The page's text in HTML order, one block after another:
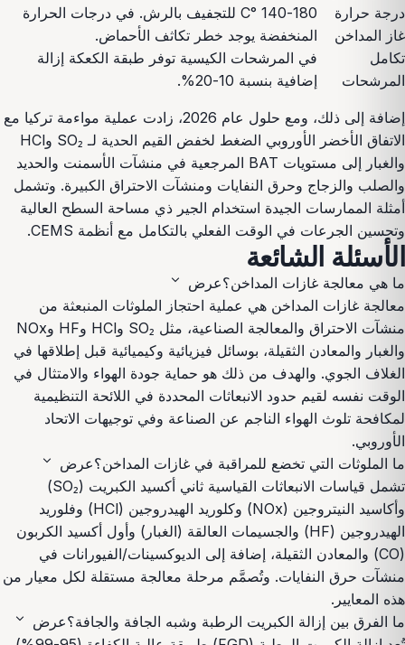
درجة حرارة
غاز المداخن
140-180 °C للتجفيف بالرش. في درجات الحرارة
المنخفضة يوجد خطر تكاثف الأحماض.
تكامل
المرشحات
في المرشحات الكيسية توفر طبقة الكعكة إزالة
إضافية بنسبة 10-20%.
إضافة إلى ذلك، ومع حلول عام 2026، زادت عملية مواءمة تركيا مع
الاتفاق الأخضر الأوروبي الضغط لخفض القيم الحدية لـ SO₂ وHCl
والغبار إلى مستويات BAT المرجعية في منشآت الأسمنت والحديد
والصلب والزجاج وحرق النفايات ومنشآت الاحتراق الكبيرة. وتشمل
أمثلة الممارسات الجيدة استخدام الجير ذي مساحة السطح العالية
وتحسين الجرعات في الوقت الفعلي بالتكامل مع أنظمة CEMS.
الأسئلة الشائعة
ما هي معالجة غازات المداخن؟عرض expand_more
معالجة غازات المداخن هي عملية احتجاز الملوثات المنبعثة من
منشآت الاحتراق والمعالجة الصناعية، مثل SO₂ وHCl وHF وNOx
والغبار والمعادن الثقيلة، بوسائل فيزيائية وكيميائية قبل إطلاقها في
الغلاف الجوي. والهدف من ذلك هو حماية جودة الهواء والامتثال في
الوقت نفسه لقيم حدود الانبعاثات المحددة في اللائحة التنظيمية
لمكافحة تلوث الهواء الناجم عن الصناعة وفي توجيهات الاتحاد
الأوروبي.
ما الملوثات التي تخضع للمراقبة في غازات المداخن؟عرض expand_more
تشمل قياسات الانبعاثات القياسية ثاني أكسيد الكبريت (SO₂)
وأكاسيد النيتروجين (NOx) وكلوريد الهيدروجين (HCl) وفلوريد
الهيدروجين (HF) والجسيمات العالقة (الغبار) وأول أكسيد الكربون
(CO) والمعادن الثقيلة، إضافة إلى الديوكسينات/الفيورانات في
منشآت حرق النفايات. وتُصمَّم مرحلة معالجة مستقلة لكل معيار من
هذه المعايير.
ما الفرق بين إزالة الكبريت الرطبة وشبه الجافة والجافة؟عرض expand_more